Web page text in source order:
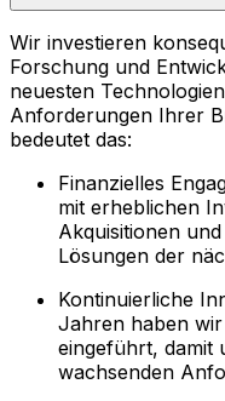
Wir investieren
Forschung und
neuesten
Anforderungen Ihrer
bedeutet das:
Finanzielles
mit erheblichen
Akquisitionen
Lösungen der
Kontinuierliche
Jahren haben
eingeführt, damit
wachsenden